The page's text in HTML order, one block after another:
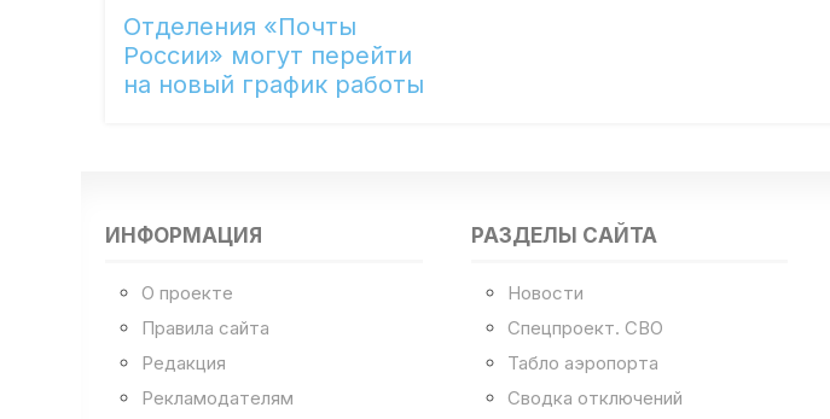
Отделения «Почты
России» могут перейти
на новый график работы
ИНФОРМАЦИЯ
О проекте
Правила сайта
Редакция
Рекламодателям
РАЗДЕЛЫ САЙТА
Новости
Спецпроект. СВО
Табло аэропорта
Сводка отключений